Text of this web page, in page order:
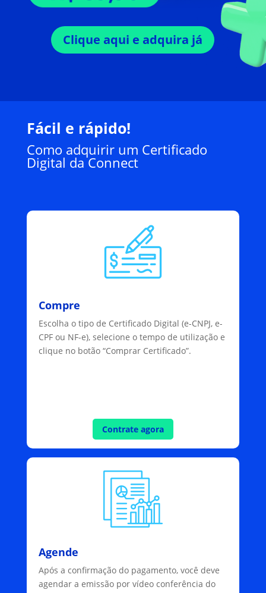
Clique aqui e adquira já
Fácil e rápido!
Como adquirir um Certificado
Digital da Connect
Compre
Escolha o tipo de Certificado Digital (e-CNPJ, e-
CPF ou NF-e), selecione o tempo de utilização e
clique no botão “Comprar Certificado”.
Contrate agora
Agende
Após a confirmação do pagamento, você deve
agendar a emissão por vídeo conferência do